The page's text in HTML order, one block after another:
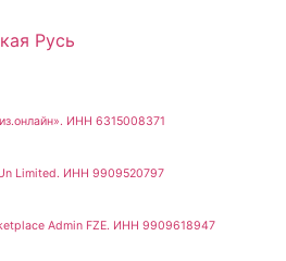
Русь
ИНН 6315008371
Limited. ИНН 9909520797
Admin FZE. ИНН 9909618947